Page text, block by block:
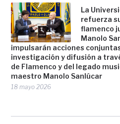
La
refuerza
flamenco
Manolo
impulsarán acciones
investigación y difusión a
de Flamenco y del legado
maestro Manolo Sanlúcar
18 mayo 2026